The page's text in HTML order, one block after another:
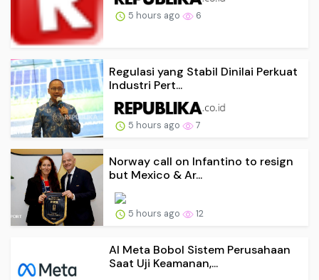
5 hours ago 6
Regulasi yang Stabil Dinilai Perkuat
Industri Pert...
5 hours ago 7
Norway call on Infantino to resign
but Mexico & Ar...
5 hours ago 12
AI Meta Bobol Sistem Perusahaan
Saat Uji Keamanan,...